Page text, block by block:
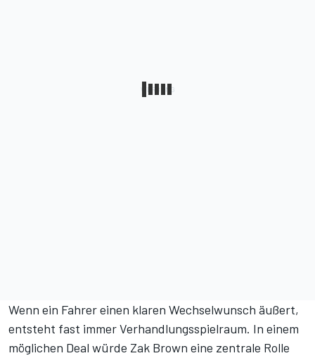
Wenn ein Fahrer einen klaren Wechselwunsch äußert,
entsteht fast immer Verhandlungsspielraum. In einem
möglichen Deal würde Zak Brown eine zentrale Rolle